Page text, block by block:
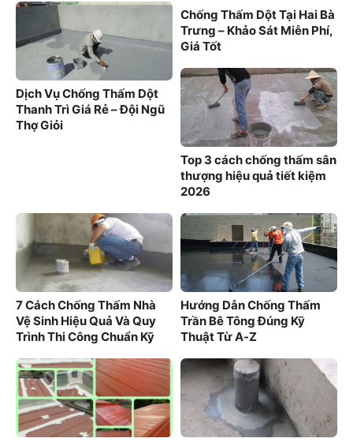
Dịch Vụ Chống Thấm Dột
Thanh Trì Giá Rẻ – Đội Ngũ
Thợ Giỏi
Chống Thấm Dột Tại Hai Bà
Trưng – Khảo Sát Miễn Phí,
Giá Tốt
Top 3 cách chống thấm sân
thượng hiệu quả tiết kiệm
2026
7 Cách Chống Thấm Nhà
Vệ Sinh Hiệu Quả Và Quy
Trình Thi Công Chuẩn Kỹ
Hướng Dẫn Chống Thấm
Trần Bê Tông Đúng Kỹ
Thuật Từ A-Z